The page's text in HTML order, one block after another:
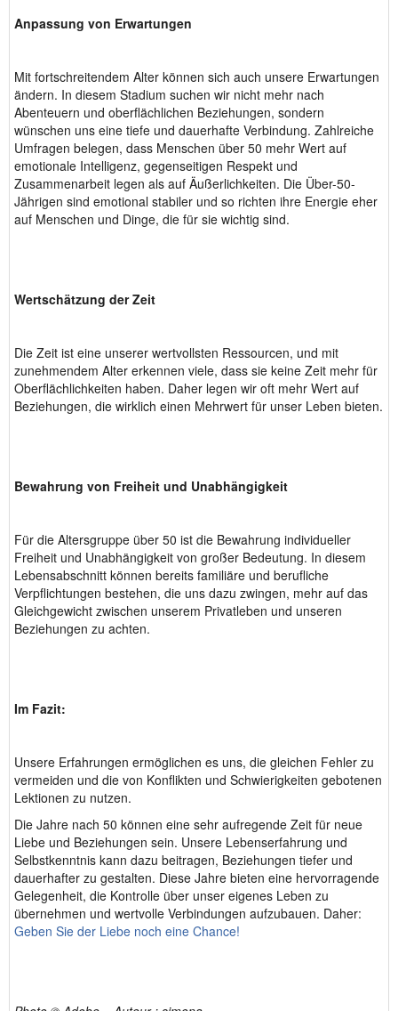
Anpassung von Erwartungen
Mit fortschreitendem Alter können sich auch unsere Erwartungen
ändern. In diesem Stadium suchen wir nicht mehr nach
Abenteuern und oberflächlichen Beziehungen, sondern
wünschen uns eine tiefe und dauerhafte Verbindung. Zahlreiche
Umfragen belegen, dass Menschen über 50 mehr Wert auf
emotionale Intelligenz, gegenseitigen Respekt und
Zusammenarbeit legen als auf Äußerlichkeiten. Die Über-50-
Jährigen sind emotional stabiler und so richten ihre Energie eher
auf Menschen und Dinge, die für sie wichtig sind.
Wertschätzung der Zeit
Die Zeit ist eine unserer wertvollsten Ressourcen, und mit
zunehmendem Alter erkennen viele, dass sie keine Zeit mehr für
Oberflächlichkeiten haben. Daher legen wir oft mehr Wert auf
Beziehungen, die wirklich einen Mehrwert für unser Leben bieten.
Bewahrung von Freiheit und Unabhängigkeit
Für die Altersgruppe über 50 ist die Bewahrung individueller
Freiheit und Unabhängigkeit von großer Bedeutung. In diesem
Lebensabschnitt können bereits familiäre und berufliche
Verpflichtungen bestehen, die uns dazu zwingen, mehr auf das
Gleichgewicht zwischen unserem Privatleben und unseren
Beziehungen zu achten.
Im Fazit:
Unsere Erfahrungen ermöglichen es uns, die gleichen Fehler zu
vermeiden und die von Konflikten und Schwierigkeiten gebotenen
Lektionen zu nutzen.
Die Jahre nach 50 können eine sehr aufregende Zeit für neue
Liebe und Beziehungen sein. Unsere Lebenserfahrung und
Selbstkenntnis kann dazu beitragen, Beziehungen tiefer und
dauerhafter zu gestalten. Diese Jahre bieten eine hervorragende
Gelegenheit, die Kontrolle über unser eigenes Leben zu
übernehmen und wertvolle Verbindungen aufzubauen. Daher:
Geben Sie der Liebe noch eine Chance!